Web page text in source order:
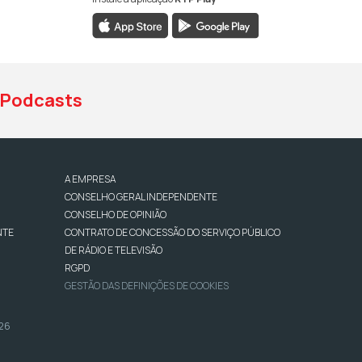
da RTP Antena 1
da RTP Antena 1
YouTube da RTP Antena 1
Podcasts
A EMPRESA
CONSELHO GERAL INDEPENDENTE
CONSELHO DE OPINIÃO
CONTRATO DE CONCESSÃO DO SERVIÇO PÚBLICO
DE RÁDIO E TELEVISÃO
RGPD
GESTÃO DAS DEFINIÇÕES DE COOKIES